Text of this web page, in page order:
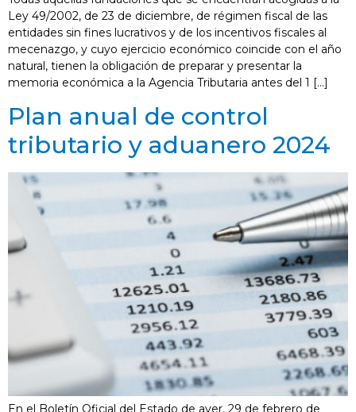
Ley 49/2002, de 23 de diciembre, de régimen fiscal de las
entidades sin fines lucrativos y de los incentivos fiscales al
mecenazgo, y cuyo ejercicio económico coincide con el año
natural, tienen la obligación de preparar y presentar la
memoria económica a la Agencia Tributaria antes del 1 […]
Plan anual de control
tributario y aduanero 2024
En el Boletín Oficial del Estado de ayer, 29 de febrero de